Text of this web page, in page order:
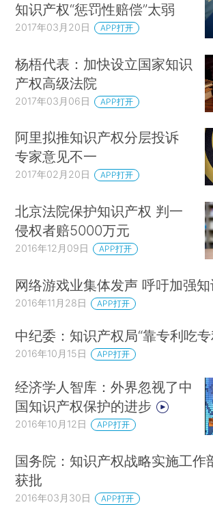
知识产权“惩罚性赔偿”太弱
2017年03月20日 APP打开
杨梧代表：加快设立国家知识
产权高级法院
2017年03月06日 APP打开
阿里拟推知识产权分层投诉
专家意见不一
2017年02月20日 APP打开
北京法院保护知识产权 判一
侵权者赔5000万元
2016年12月09日 APP打开
网络游戏业集体发声 呼吁加强
2016年11月28日 APP打开
中纪委：知识产权局“靠专利吃专
2016年10月15日 APP打开
经济学人智库：外界忽视了中
国知识产权保护的进步
2016年10月12日 APP打开
国务院：知识产权战略实施工作
获批
2016年03月30日 APP打开